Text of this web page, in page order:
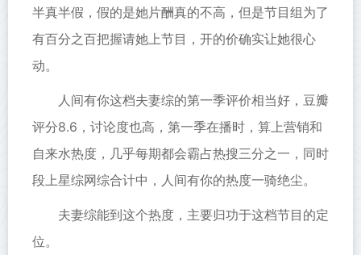
半真半假，假的是她片酬真的不高，但是节目组为了
有百分之百把握请她上节目，开的价确实让她很心
动。
人间有你这档夫妻综的第一季评价相当好，豆瓣
评分8.6，讨论度也高，第一季在播时，算上营销和
自来水热度，几乎每期都会霸占热搜三分之一，同时
段上星综网综合计中，人间有你的热度一骑绝尘。
夫妻综能到这个热度，主要归功于这档节目的定
位。